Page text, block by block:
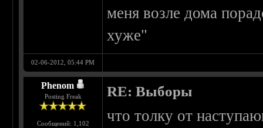
меня возле дома
хуже"
02-06-2012, 05:44 PM
Phenom
Posting Freak
Сообщений: 1,102
RE: Выборы
что толку от